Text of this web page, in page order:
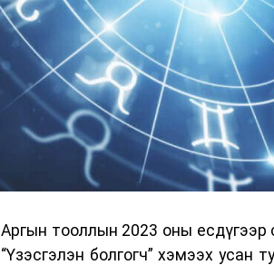
Аргын тооллын 2023 оны
“Үзэсгэлэн болгогч” хэмээх